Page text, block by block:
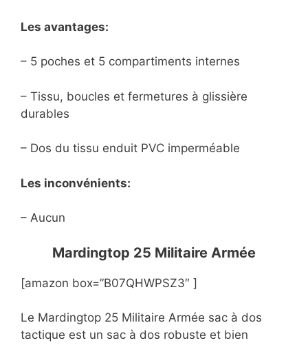
Les avantages:
– 5 poches et 5 compartiments internes
– Tissu, boucles et fermetures à glissière
durables
– Dos du tissu enduit PVC imperméable
Les inconvénients:
– Aucun
Mardingtop 25 Militaire Armée
[amazon box=”B07QHWPSZ3″ ]
Le Mardingtop 25 Militaire Armée sac à dos
tactique est un sac à dos robuste et bien